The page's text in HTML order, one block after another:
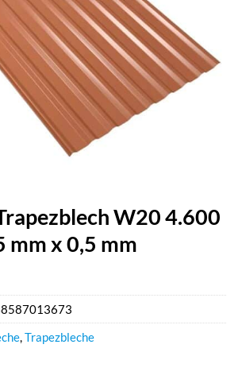
W20 4.600
mm x 0,5 mm
,Trapezbleche